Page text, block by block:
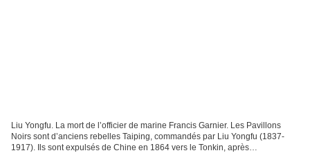
Liu Yongfu. La mort de l’officier de marine Francis Garnier. Les Pavillons
Noirs sont d’anciens rebelles Taiping, commandés par Liu Yongfu (1837-
1917). Ils sont expulsés de Chine en 1864 vers le Tonkin, après